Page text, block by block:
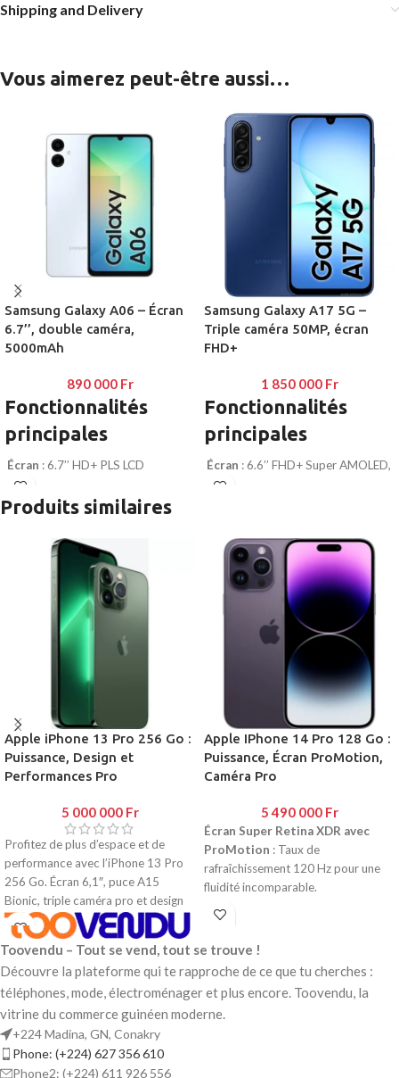
Shipping and Delivery
Vous aimerez peut-être aussi…
Samsung Galaxy A06 – Écran
6.7’’, double caméra,
5000mAh
890 000 Fr
Fonctionnalités
principales
Écran : 6.7’’ HD+ PLS LCD
+ 2MP (profondeur)
Caméra frontale
: MediaTek Helio G85
Mémoire : 4/6 Go RAM + 64/128
Go stockage extensible via microSD
: 5000 mAh, charge
rapide 15W
Connectivité: 4G LTE, Wi-Fi,
Design: fin, moderne, plusieurs
coloris
Samsung Galaxy A17 5G –
Triple caméra 50MP, écran
FHD+
1 850 000 Fr
Fonctionnalités
principales
Écran : 6.6’’ FHD+ Super AMOLED,
120Hz
+ 2MP (profondeur)
Caméra frontale: 13MP
: MediaTek Dimensity
: 4Go RAM + 128Go
stockage extensible
: 5000 mAh, charge
rapide 25W
Connectivité: 5G, Wi-Fi,
Bluetooth 5.3
Produits similaires
Apple iPhone 13 Pro 256 Go :
Puissance, Design et
Performances Pro
5 000 000 Fr
Profitez de plus d’espace et de
performance avec l’iPhone 13 Pro
256 Go. Écran 6,1″, puce A15
Bionic, triple caméra pro et design
raffiné au rendez-vous.
Apple IPhone 14 Pro 128 Go :
Puissance, Écran ProMotion,
Caméra Pro
5 490 000 Fr
Écran Super Retina XDR avec
ProMotion : Taux de
rafraîchissement 120 Hz pour une
fluidité incomparable.
l’heure et les notifications sans
toucher l’écran.
rapide sur smartphone pour des
performances optimales.
Caméra principale 48 MP
Toovendu – Tout se vend, tout se trouve !
Découvre la plateforme qui te rapproche de ce que tu cherches :
téléphones, mode, électroménager et plus encore. Toovendu, la
vitrine du commerce guinéen moderne.
+224 Madina, GN, Conakry
Phone: (+224) 627 356 610
Phone2: (+224) 611 926 556